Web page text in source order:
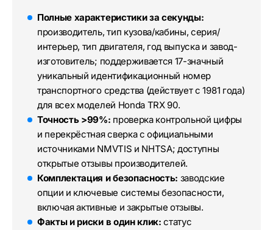
Полные характеристики за секунды:
производитель, тип кузова/кабины, серия/
интерьер, тип двигателя, год выпуска и завод-
изготовитель; поддерживается 17-значный
уникальный идентификационный номер
транспортного средства (действует с 1981 года)
для всех моделей Honda TRX 90.
Точность >99%: проверка контрольной цифры
и перекрёстная сверка с официальными
источниками NMVTIS и NHTSA; доступны
открытые отзывы производителей.
Комплектация и безопасность: заводские
опции и ключевые системы безопасности,
включая активные и закрытые отзывы.
Факты и риски в один клик: статус